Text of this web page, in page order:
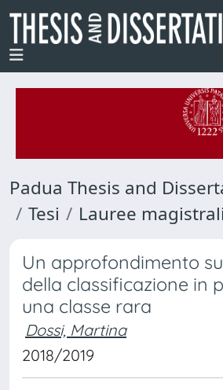
Padua Thesis and
Tesi
Lauree magistrali
Un approfondimento
della classificazione in
una classe rara
Dossi, Martina
2018/2019